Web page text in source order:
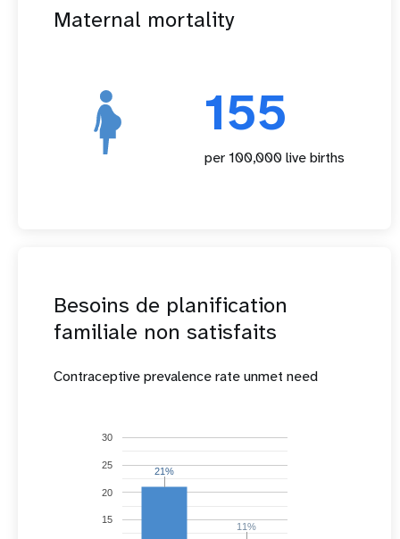
Maternal mortality
155
per 100,000 live births
Besoins de planification
familiale non satisfaits
Contraceptive prevalence rate unmet need
15
20
25
30
21%
21%
11%
11%